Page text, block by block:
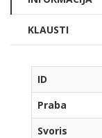
KLAUSTI
ID
Praba
Svoris